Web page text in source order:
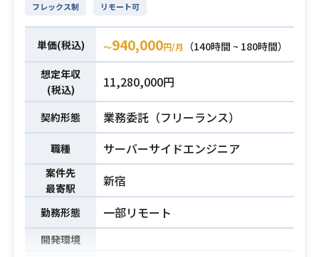
※詳細は面談時にお伝えします。
必須スキル
・自社プロダクトを持つスタートア
ップまたはメガベンチャーでの、We
bアプリケーションセキュリティに関
する実務経験（3年以上）
・脆弱性診断（手動/ツール）、セキ
ュアコードレビュー、脅威モデリン
グのいずれかの経験
・AI/LLMを活用したプロダクトにお
けるセキュリティの実務経験または
深い知見（例：プロンプトインジェ
クション対策、LLM出力のフィルタ
開発スピードの維持と品質向上の双
方を主導し、システムの側面からサ
ービス全体の拡大を推進する役割で
す。
【仕事内容】
下記の業務を担っていただく想定で
す。
・開発チームにおける新機能追加や
既存機能修正、および技術的な意思
決定の主導
・応答処理、セッション追跡、ログ
保持などを含む通信基盤の基本設計
およびAPIの実装
フレックス制 リモート可
単価(税込) 〜940,000円/月
（140時間 ~ 180時間）
想定年収
(税込)
11,280,000円
契約形態 業務委託（フリーランス）
職種 サーバーサイドエンジニア
案件先
最寄駅
新宿
勤務形態 一部リモート
開発環境